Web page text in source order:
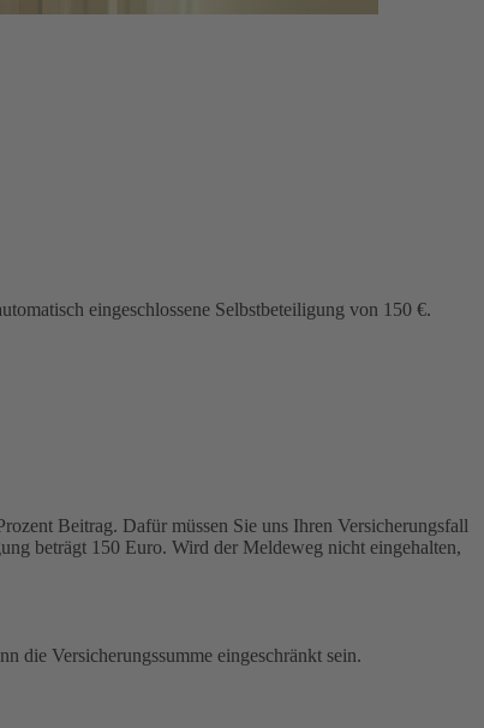
eingeschlossene Selbstbeteiligung von 150 €.
Beitrag. Dafür müssen Sie uns Ihren Versicherungsfall
beträgt 150 Euro. Wird der Meldeweg nicht eingehalten,
die Versicherungssumme eingeschränkt sein.